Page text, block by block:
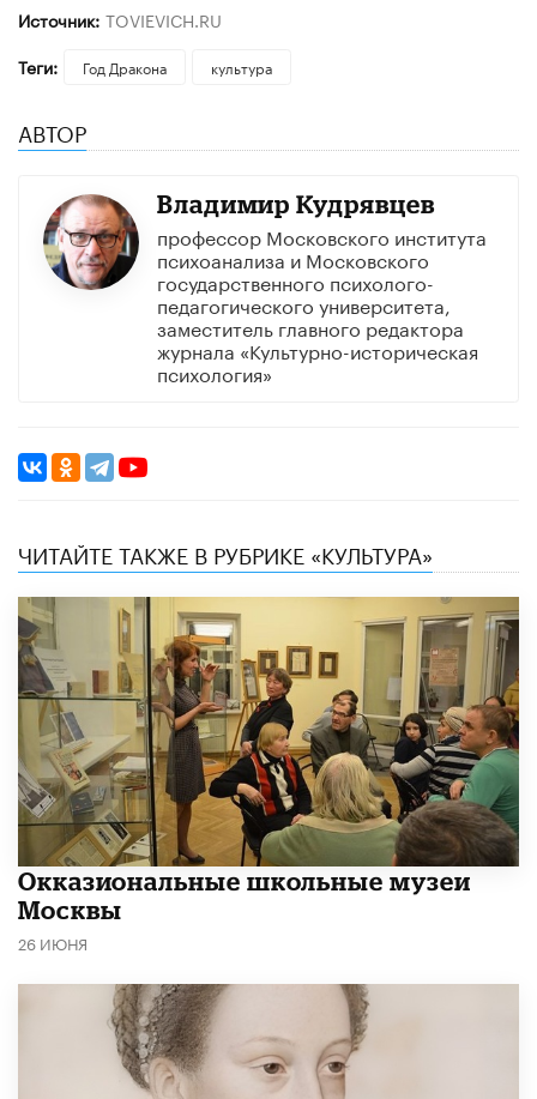
Источник: TOVIEVICH.RU
Теги:
Год Дракона культура
АВТОР
Владимир Кудрявцев
профессор Московского института
психоанализа и Московского
государственного психолого-
педагогического университета,
заместитель главного редактора
журнала «Культурно-историческая
психология»
ЧИТАЙТЕ ТАКЖЕ В РУБРИКЕ «КУЛЬТУРА»
​Окказиональные школьные музеи
Москвы
26 ИЮНЯ